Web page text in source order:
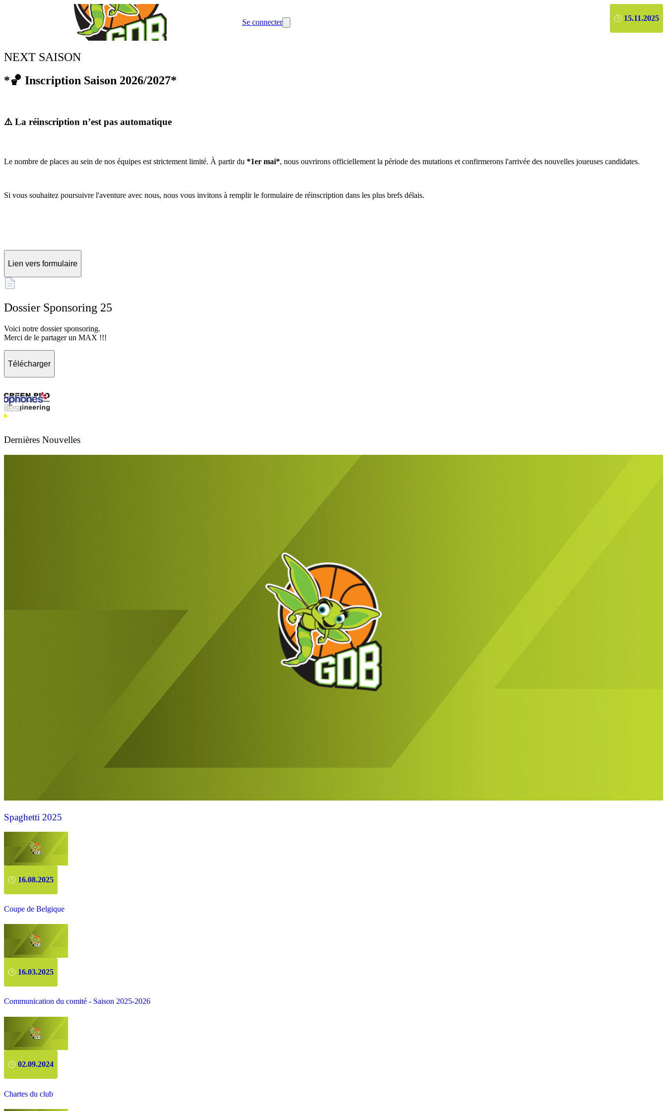
Se connecter
NEXT SAISON
*🏀 Inscription Saison 2026/2027*
⚠️ La réinscription n’est pas automatique
Le nombre de places au sein de nos équipes est strictement limité. À partir du *1er mai*, nous ouvrirons officiellement la période des mutations et confirmerons l'arrivée des nouvelles joueuses candidates.
Si vous souhaitez poursuivre l'aventure avec nous, nous vous invitons à remplir le formulaire de réinscription dans les plus brefs délais.
Lien vers formulaire
Dossier Sponsoring 25
Voici notre dossier sponsoring.
Merci de le partager un MAX !!!
Télécharger
Dernières Nouvelles
15.11.2025
Spaghetti 2025
16.08.2025
Coupe de Belgique
16.03.2025
Communication du comité - Saison 2025-2026
02.09.2024
Chartes du club